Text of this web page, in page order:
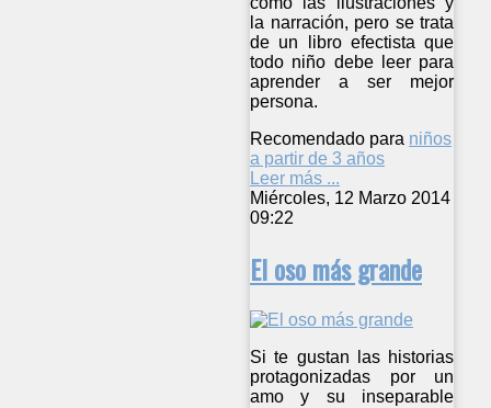
la narración, pero se trata
de un libro efectista que
todo niño debe leer para
aprender a ser mejor
persona.
Recomendado para niños
a partir de 3 años
Leer más ...
Miércoles, 12 Marzo 2014
09:22
El oso más grande
Si te gustan las historias
protagonizadas por un
amo y su inseparable